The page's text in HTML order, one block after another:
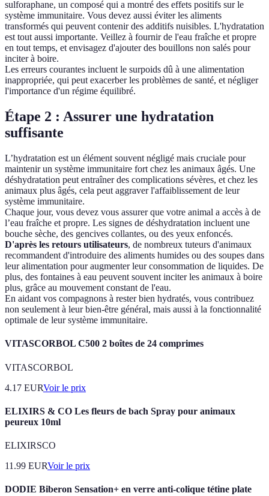
sulforaphane, un composé qui a montré des effets positifs sur le
système immunitaire. Vous devez aussi éviter les aliments
transformés qui peuvent contenir des additifs nuisibles. L'hydratation
est tout aussi importante. Veillez à fournir de l'eau fraîche et propre
en tout temps, et envisagez d'ajouter des bouillons non salés pour
inciter à boire.
Les erreurs courantes incluent le surpoids dû à une alimentation
inappropriée, qui peut exacerber les problèmes de santé, et négliger
l'importance d'un régime équilibré.
Étape 2 : Assurer une hydratation
suffisante
L’hydratation est un élément souvent négligé mais cruciale pour
maintenir un système immunitaire fort chez les animaux âgés. Une
déshydratation peut entraîner des complications sévères, et chez les
animaux plus âgés, cela peut aggraver l'affaiblissement de leur
système immunitaire.
Chaque jour, vous devez vous assurer que votre animal a accès à de
l’eau fraîche et propre. Les signes de déshydratation incluent une
bouche sèche, des gencives collantes, ou des yeux enfoncés.
D'après les retours utilisateurs, de nombreux tuteurs d'animaux
recommandent d'introduire des aliments humides ou des soupes dans
leur alimentation pour augmenter leur consommation de liquides. De
plus, des fontaines à eau peuvent souvent inciter les animaux à boire
plus, grâce au mouvement constant de l'eau.
En aidant vos compagnons à rester bien hydratés, vous contribuez
non seulement à leur bien-être général, mais aussi à la fonctionnalité
optimale de leur système immunitaire.
VITASCORBOL C500 2 boîtes de 24 comprimes
VITASCORBOL
4.17 EURVoir le prix
ELIXIRS & CO Les fleurs de bach Spray pour animaux
peureux 10ml
ELIXIRSCO
11.99 EURVoir le prix
DODIE Biberon Sensation+ en verre anti-colique tétine plate